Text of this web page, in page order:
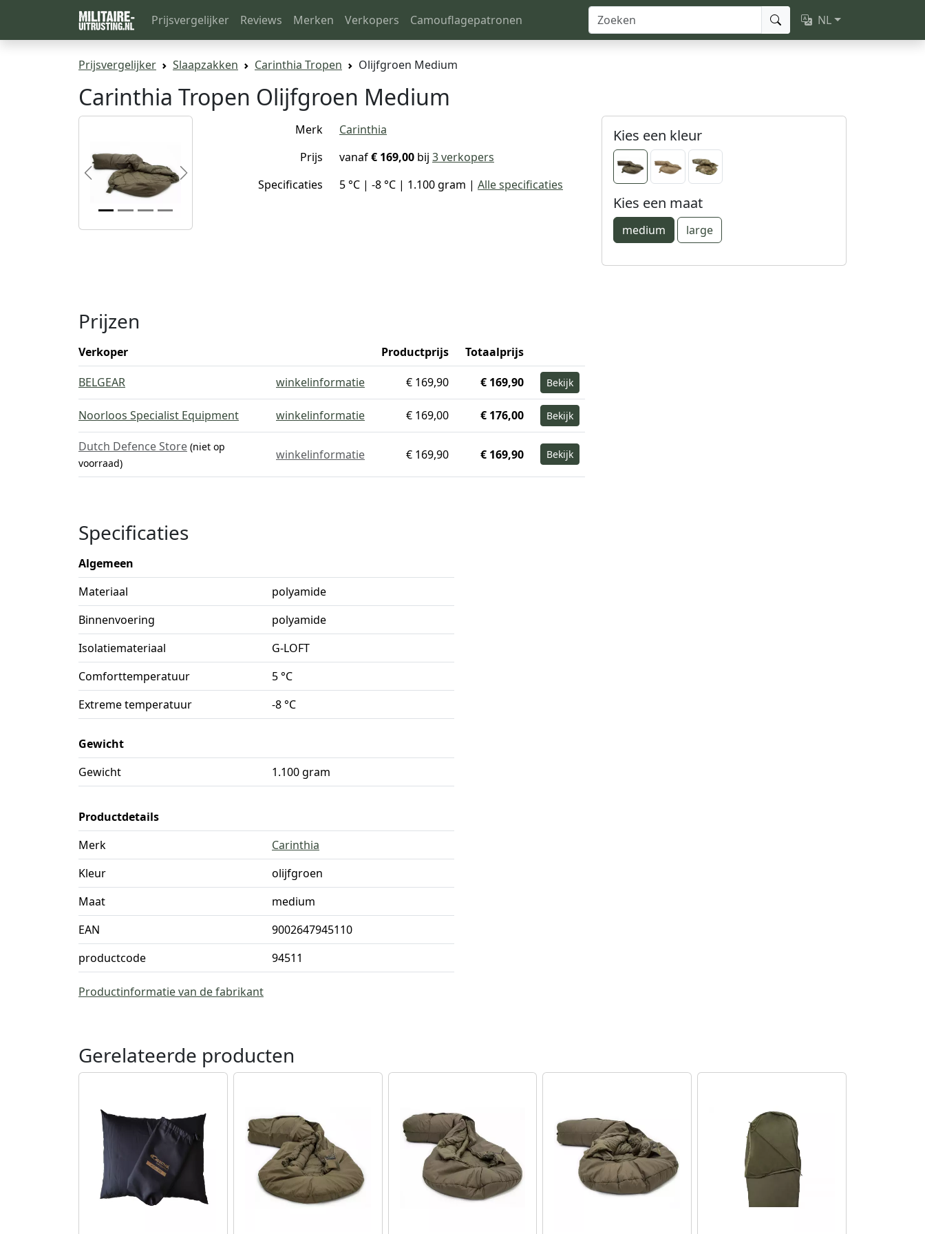
Prijsvergelijker Reviews Merken Verkopers Camouflagepatronen NL
Prijsvergelijker Slaapzakken Carinthia Tropen Olijfgroen Medium
Carinthia Tropen Olijfgroen Medium
Previous Next
Merk
Carinthia
Prijs
vanaf€ 169,00 bij 3 verkopers
Specificaties
5 °C | -8 °C | 1.100 gram | Alle specificaties
Kies een kleur
Kies een maat
medium large
Prijzen
Verkoper Productprijs
Totaalprijs
BELGEAR
winkelinformatie € 169,90 € 169,90 Bekijk
Noorloos Specialist Equipment winkelinformatie € 169,00 € 176,00 Bekijk
Dutch Defence Store (niet op
voorraad)
winkelinformatie € 169,90 € 169,90 Bekijk
Specificaties
Algemeen
Materiaal
polyamide
Binnenvoering
polyamide
Isolatiemateriaal
G-LOFT
Comforttemperatuur
5 °C
Extreme temperatuur
-8 °C
Gewicht
Gewicht
1.100 gram
Productdetails
Merk
Carinthia
Kleur
olijfgroen
Maat
medium
EAN
9002647945110
productcode
94511
Productinformatie van de fabrikant
Gerelateerde producten